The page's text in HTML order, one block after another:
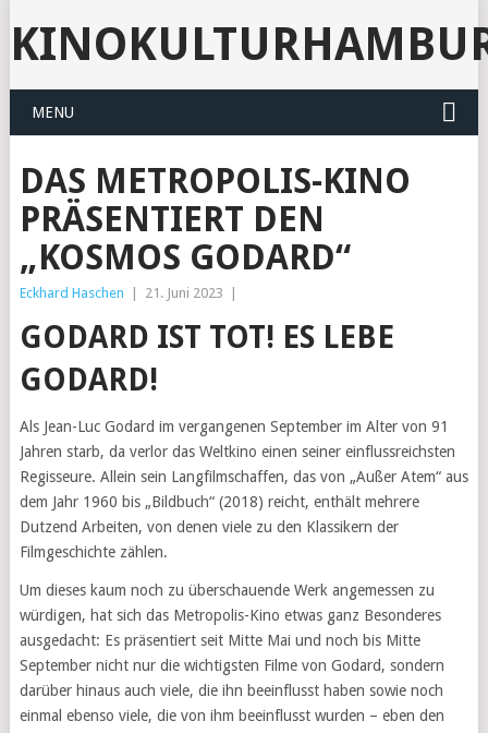
MENU
DAS METROPOLIS-KINO
PRÄSENTIERT DEN
„KOSMOS GODARD“
Eckhard Haschen 21. Juni 2023
GODARD IST TOT! ES LEBE
GODARD!
Als Jean-Luc Godard im vergangenen September im Alter von 91
Jahren starb, da verlor das Weltkino einen seiner einflussreichsten
Regisseure. Allein sein Langfilmschaffen, das von „Außer Atem“ aus
dem Jahr 1960 bis „Bildbuch“ (2018) reicht, enthält mehrere
Dutzend Arbeiten, von denen viele zu den Klassikern der
Filmgeschichte zählen.
Um dieses kaum noch zu überschauende Werk angemessen zu
würdigen, hat sich das Metropolis-Kino etwas ganz Besonderes
ausgedacht: Es präsentiert seit Mitte Mai und noch bis Mitte
September nicht nur die wichtigsten Filme von Godard, sondern
darüber hinaus auch viele, die ihn beeinflusst haben sowie noch
einmal ebenso viele, die von ihm beeinflusst wurden – eben den